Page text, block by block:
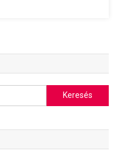
Keresés: